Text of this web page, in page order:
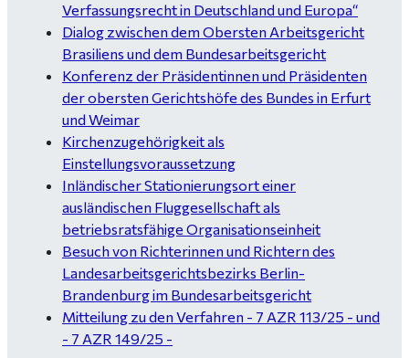
Verfassungsrecht in Deutschland und Europa“
Dialog zwischen dem Obersten Arbeitsgericht
Brasiliens und dem Bundesarbeitsgericht
Konferenz der Präsidentinnen und Präsidenten
der obersten Gerichtshöfe des Bundes in Erfurt
und Weimar
Kirchenzugehörigkeit als
Einstellungsvoraussetzung
Inländischer Stationierungsort einer
ausländischen Fluggesellschaft als
betriebsratsfähige Organisationseinheit
Besuch von Richterinnen und Richtern des
Landesarbeitsgerichtsbezirks Berlin-
Brandenburg im Bundesarbeitsgericht
Mitteilung zu den Verfahren - 7 AZR 113/25 - und
- 7 AZR 149/25 -